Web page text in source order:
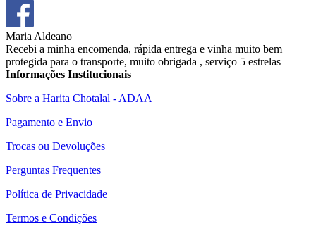
Maria Aldeano
Recebi a minha encomenda, rápida entrega e vinha muito bem
protegida para o transporte, muito obrigada , serviço 5 estrelas
Informações Institucionais
Sobre a Harita Chotalal - ADAA
Pagamento e Envio
Trocas ou Devoluções
Perguntas Frequentes
Política de Privacidade
Termos e Condições